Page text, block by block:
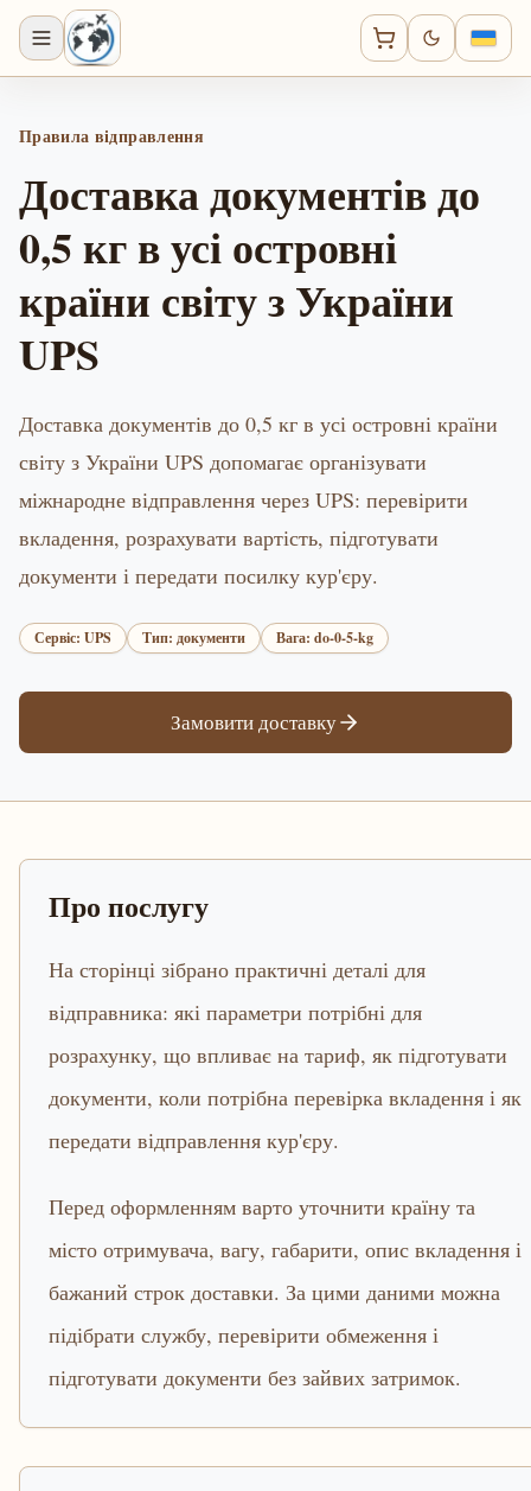
Правила відправлення
Доставка документів до
0,5 кг в усі островні
країни світу з України
UPS
Доставка документів до 0,5 кг в усі островні країни
світу з України UPS допомагає організувати
міжнародне відправлення через UPS: перевірити
вкладення, розрахувати вартість, підготувати
документи і передати посилку кур'єру.
Сервіс: UPS Тип: документи Вага: do-0-5-kg
Замовити доставку
Про послугу
На сторінці зібрано практичні деталі для
відправника: які параметри потрібні для
розрахунку, що впливає на тариф, як підготувати
документи, коли потрібна перевірка вкладення і як
передати відправлення кур'єру.
Перед оформленням варто уточнити країну та
місто отримувача, вагу, габарити, опис вкладення і
бажаний строк доставки. За цими даними можна
підібрати службу, перевірити обмеження і
підготувати документи без зайвих затримок.